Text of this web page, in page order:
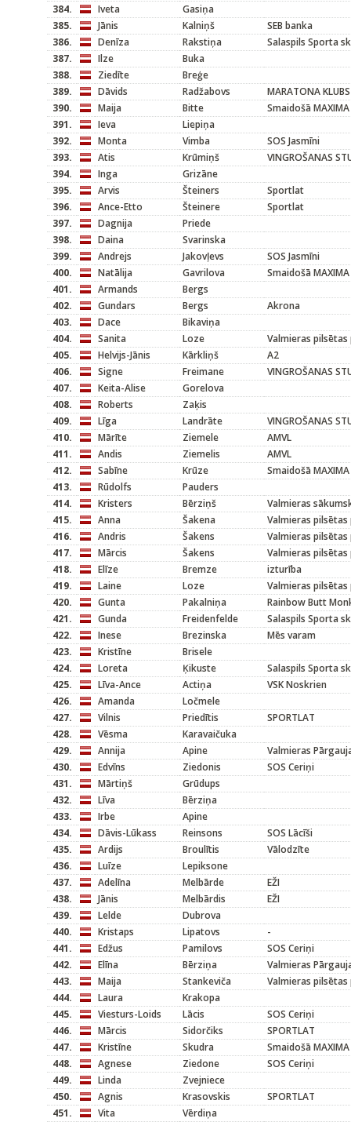
384.
Iveta
Gasiņa
385.
Jānis Kalniņš
SEB banka
386.
Denīza Rakstiņa
Salaspils Sporta
387.
Ilze
Buka
388.
Ziedīte
Breģe
389.
Dāvids Radžabovs
MARATONA KLUBS
390.
Maija Bitte
Smaidošā
391.
Ieva
Liepiņa
392.
Monta Vimba
SOS Jasmīni
393.
Atis Krūmiņš
VINGROŠANAS
394.
Inga
Grizāne
395.
Arvis Šteiners
Sportlat
396.
Ance-Etto Šteinere
Sportlat
397.
Dagnija
Priede
398.
Daina
Svarinska
399.
Andrejs Jakovļevs
SOS Jasmīni
400.
Natālija Gavrilova
Smaidošā
401.
Armands
Bergs
402.
Gundars Bergs
Akrona
403.
Dace
Bikaviņa
404.
Sanita Loze
Valmieras pilsētas
405.
Helvijs-Jānis Kārkliņš
A2
406.
Signe Freimane
VINGROŠANAS
407.
Keita-Alise
Gorelova
408.
Roberts
Zaķis
409.
Līga Landrāte
VINGROŠANAS
410.
Mārīte Ziemele
AMVL
411.
Andis Ziemelis
AMVL
412.
Sabīne Krūze
Smaidošā
413.
Rūdolfs
Pauders
414.
Kristers Bērziņš
Valmieras
415.
Anna Šakena
Valmieras pilsētas
416.
Andris Šakens
Valmieras pilsētas
417.
Mārcis Šakens
Valmieras pilsētas
418.
Elīze Bremze
izturība
419.
Laine Loze
Valmieras pilsētas
420.
Gunta Pakalniņa
Rainbow Butt
421.
Gunda Freidenfelde
Salaspils Sporta
422.
Inese Brezinska
Mēs varam
423.
Kristīne
Brisele
424.
Loreta Ķikuste
Salaspils Sporta
425.
Līva-Ance Actiņa
VSK Noskrien
426.
Amanda
Ločmele
427.
Vilnis Priedītis
SPORTLAT
428.
Vēsma
Karavaičuka
429.
Annija Apine
Valmieras
430.
Edvīns Ziedonis
SOS Ceriņi
431.
Mārtiņš
Grūdups
432.
Līva
Bērziņa
433.
Irbe
Apine
434.
Dāvis-Lūkass Reinsons
SOS Lācīši
435.
Ardijs Broulītis
Vālodzīte
436.
Luīze
Lepiksone
437.
Adelīna Melbārde
EŽI
438.
Jānis Melbārdis
EŽI
439.
Lelde
Dubrova
440.
Kristaps Lipatovs
-
441.
Edžus Pamilovs
SOS Ceriņi
442.
Elīna Bērziņa
Valmieras
443.
Maija Stankeviča
Valmieras pilsētas
444.
Laura
Krakopa
445.
Viesturs-Loids Lācis
SOS Ceriņi
446.
Mārcis Sidorčiks
SPORTLAT
447.
Kristīne Skudra
Smaidošā
448.
Agnese Ziedone
SOS Ceriņi
449.
Linda
Zvejniece
450.
Agnis Krasovskis
SPORTLAT
451.
Vita
Vērdiņa